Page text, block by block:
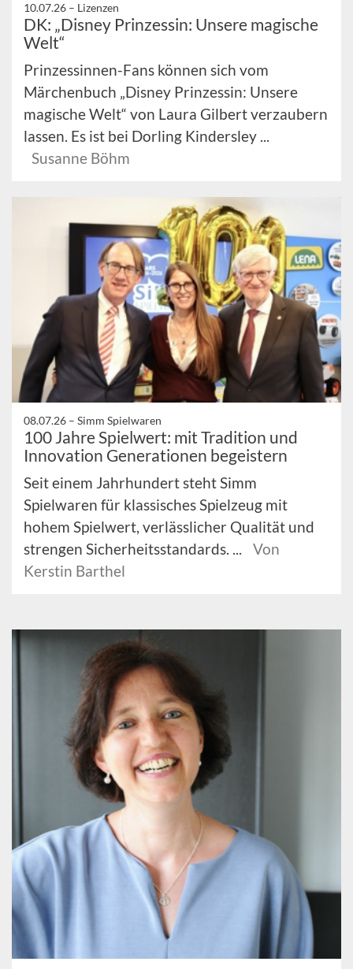
10.07.26 – Lizenzen
DK: „Disney Prinzessin: Unsere magische
Welt“
Prinzessinnen-Fans können sich vom
Märchenbuch „Disney Prinzessin: Unsere
magische Welt“ von Laura Gilbert verzaubern
lassen. Es ist bei Dorling Kindersley ...
Susanne Böhm
08.07.26 – Simm Spielwaren
100 Jahre Spielwert: mit Tradition und
Innovation Generationen begeistern
Seit einem Jahrhundert steht Simm
Spielwaren für klassisches Spielzeug mit
hohem Spielwert, verlässlicher Qualität und
strengen Sicherheitsstandards. ...
Von
Kerstin Barthel